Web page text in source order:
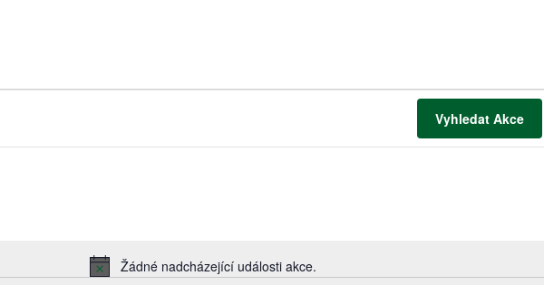
Notice
Žádné nadcházející události akce.
Vyhledat Akce